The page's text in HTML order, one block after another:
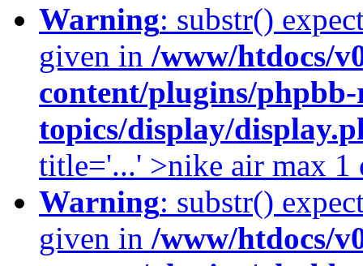
Warning: substr()
given in /www/htdocs/
content/plugins/phpbb-
topics/display/
title='...' >nike air max 1
Warning: substr()
given in /www/htdocs/